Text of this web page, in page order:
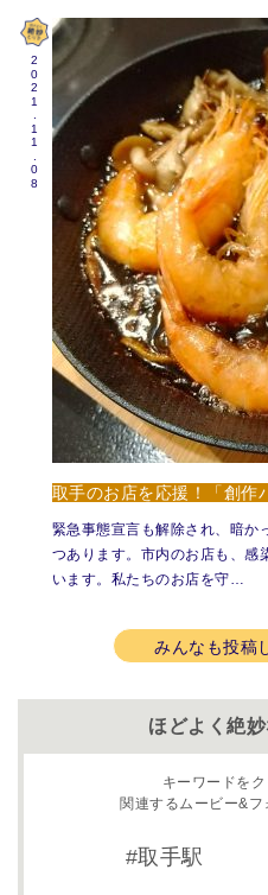
2021.11.08
取手のお店を応援！「創
緊急事態宣言も解除され、暗か
つあります。市内のお店も、感
います。私たちのお店を守…
みんなも投稿
ほどよく絶
キーワードをク
関連するムービー&フ
取手駅